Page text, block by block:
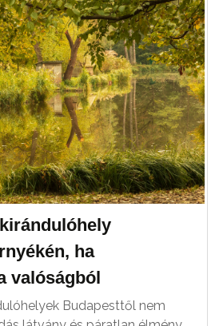
ha
valóságból
Budapesttől nem